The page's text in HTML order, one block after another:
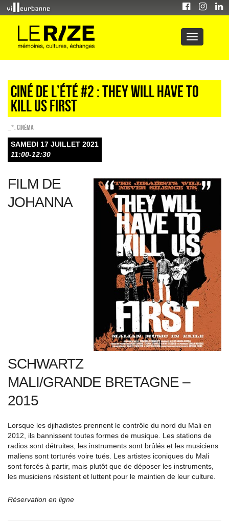
Ciné de l’été #2 : They will have to
kill us first
_* Cinéma
SAMEDI 17 JUILLET 2021
11:00-12:30
FILM DE
JOHANNA
SCHWARTZ
MALI/GRANDE BRETAGNE –
2015
Lorsque les djihadistes prennent le contrôle du nord du Mali en
2012, ils bannissent toutes formes de musique. Les stations de
radios sont détruites, les instruments sont brûlés et les musiciens
maliens sont torturés voire tués. Les artistes iconiques du Mali
sont forcés à partir, mais plutôt que de déposer les instruments,
les musiciens résistent et luttent pour le maintien de leur culture.
Réservation en ligne